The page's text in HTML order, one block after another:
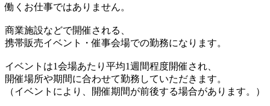
働くお仕事ではありません。
商業施設などで開催される、
携帯販売イベント・催事会場での勤務になります。
イベントは1会場あたり平均1週間程度開催され、
開催場所や期間に合わせて勤務していただきます。
（イベントにより、開催期間が前後する場合があります。）